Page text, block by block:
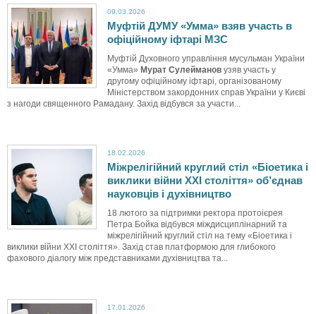
09.03.2026
Муфтій ДУМУ «Умма» взяв участь в
офіційному іфтарі МЗС
Муфтій Духовного управління мусульман України
«Умма» Мурат Сулейманов узяв участь у
другому офіційному іфтарі, організованому
Міністерством закордонних справ України у Києві
з нагоди священного Рамадану. Захід відбувся за участи...
18.02.2026
Міжрелігійний круглий стіл «Біоетика і
виклики війни ХХІ століття» об’єднав
науковців і духівництво
18 лютого за підтримки ректора протоієрея
Петра Бойка відбувся міждисциплінарний та
міжрелігійний круглий стіл на тему «Біоетика і
виклики війни ХХІ століття». Захід став платформою для глибокого
фахового діалогу між представниками духівництва та...
17.01.2026